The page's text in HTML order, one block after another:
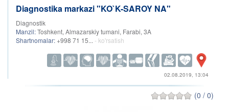
Diagnostika markazi "KO`K-SAROY NA"
Diagnostik
Manzil:Toshkent, Almazarskiy tumani, Farabi, 3A
Shartnomalar: +998 71 15... - ko'rsatish
02.08.2019, 13:04
(0 / 0)